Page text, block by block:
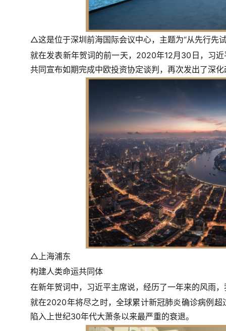
△这是位于深圳前海国际会议中心，主题为“从先行先
就在发表新年贺词的前一天，2020年12月30日，习
共同宣布如期完成中欧投资协定谈判，再次发出了深
△上海浦东
构建人类命运共同体
在新年贺词中，习近平主席说，经历了一年来的风雨
就在2020年将尽之时，全球累计新冠肺炎确诊病例
陷入上世纪30年代大萧条以来最严重的衰退。